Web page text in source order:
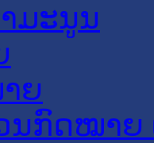
ມະນູນ
ຍ
ນກົດໝາຍ